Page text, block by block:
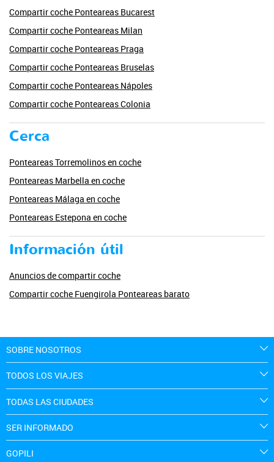
Compartir coche Ponteareas Bucarest
Compartir coche Ponteareas Milan
Compartir coche Ponteareas Praga
Compartir coche Ponteareas Bruselas
Compartir coche Ponteareas Nápoles
Compartir coche Ponteareas Colonia
Cerca
Ponteareas Torremolinos en coche
Ponteareas Marbella en coche
Ponteareas Málaga en coche
Ponteareas Estepona en coche
Información útil
Anuncios de compartir coche
Compartir coche Fuengirola Ponteareas barato
SOBRE NOSOTROS
TODOS LOS VIAJES
TODAS LAS CIUDADES
SER INFORMADO
GOPILI